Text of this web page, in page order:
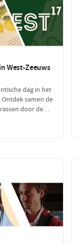
West-Zeeuws
dag in het
Ontdek samen de
door de
combinatie van